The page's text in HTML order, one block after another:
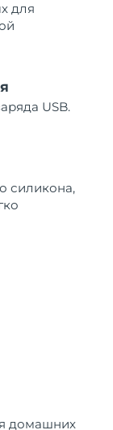
для
USB.
силикона,
домашних